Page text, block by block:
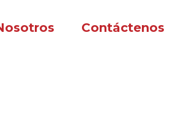
Contáctenos